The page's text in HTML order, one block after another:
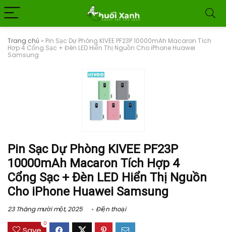
Trang chủ » Pin Sạc Dự Phòng KIVEE PF23P 10000mAh Macaron Tích
Hợp 4 Cổng Sạc + Đèn LED Hiển Thị Nguồn Cho iPhone Huawei
Samsung
Pin Sạc Dự Phòng KIVEE PF23P
10000mAh Macaron Tích Hợp 4
Cổng Sạc + Đèn LED Hiển Thị Nguồn
Cho iPhone Huawei Samsung
23 Tháng mười một, 2025 Điện thoại
0